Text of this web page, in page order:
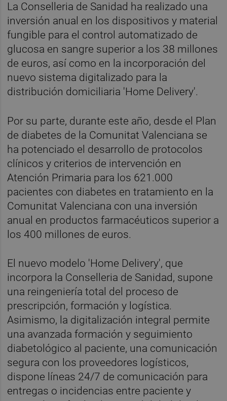
La Conselleria de Sanidad ha realizado una
inversión anual en los dispositivos y material
fungible para el control automatizado de
glucosa en sangre superior a los 38 millones
de euros, así como en la incorporación del
nuevo sistema digitalizado para la
distribución domiciliaria 'Home Delivery'.
Por su parte, durante este año, desde el Plan
de diabetes de la Comunitat Valenciana se
ha potenciado el desarrollo de protocolos
clínicos y criterios de intervención en
Atención Primaria para los 621.000
pacientes con diabetes en tratamiento en la
Comunitat Valenciana con una inversión
anual en productos farmacéuticos superior a
los 400 millones de euros.
El nuevo modelo 'Home Delivery', que
incorpora la Conselleria de Sanidad, supone
una reingeniería total del proceso de
prescripción, formación y logística.
Asimismo, la digitalización integral permite
una avanzada formación y seguimiento
diabetológico al paciente, una comunicación
segura con los proveedores logísticos,
dispone líneas 24/7 de comunicación para
entregas o incidencias entre paciente y